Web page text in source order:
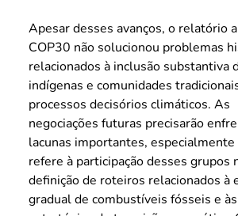
Apesar desses avanços, o relatório
COP30 não solucionou problemas
relacionados à inclusão substantiva
indígenas e comunidades
processos decisórios climáticos. As
negociações futuras precisarão
lacunas importantes, especialmente
refere à participação desses grupos
definição de roteiros relacionados à
gradual de combustíveis fósseis e às